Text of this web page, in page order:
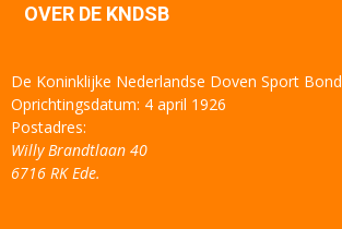
OVER DE KNDSB
De Koninklijke Nederlandse Doven Sport Bond
Oprichtingsdatum: 4 april 1926
Postadres:
Willy Brandtlaan 40
6716 RK Ede.